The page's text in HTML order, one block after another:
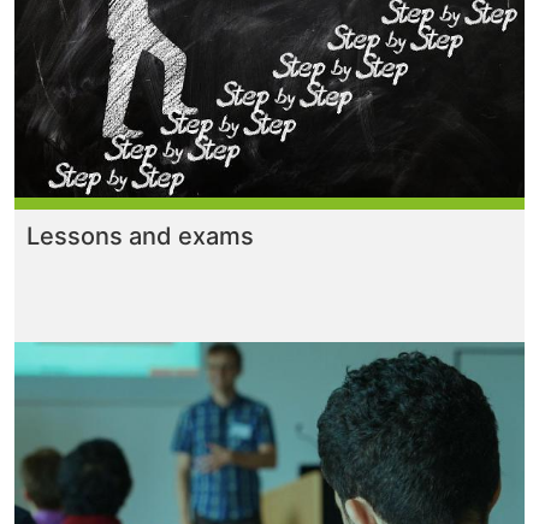
Lessons and exams